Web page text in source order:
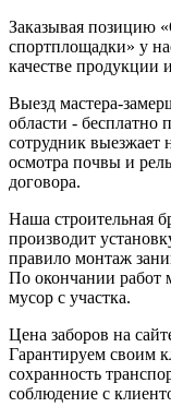
Заказывая позицию
спортплощадки» у
качестве продукции
Выезд мастера-
области - бесплатно
сотрудник выезжает
осмотра почвы и
договора.
Наша строительная
производит
правило монтаж
По окончании работ
мусор с участка.
Цена заборов на
Гарантируем своим
сохранность
соблюдение с